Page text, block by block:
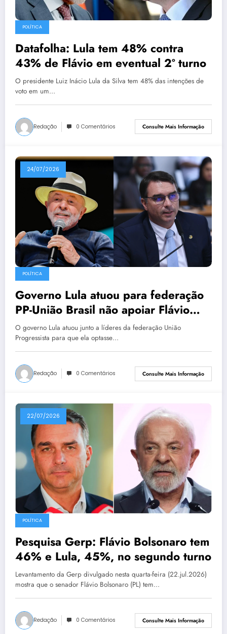
POLÍTICA
Datafolha: Lula tem 48% contra
43% de Flávio em eventual 2º turno
O presidente Luiz Inácio Lula da Silva tem 48% das intenções de
voto em um…
Redação 0 Comentários Consulte Mais Informação
24/07/2026
POLÍTICA
Governo Lula atuou para federação
PP-União Brasil não apoiar Flávio
Bolsonaro
O governo Lula atuou junto a líderes da federação União
Progressista para que ela optasse…
Redação 0 Comentários Consulte Mais Informação
22/07/2026
POLÍTICA
Pesquisa Gerp: Flávio Bolsonaro tem
46% e Lula, 45%, no segundo turno
Levantamento da Gerp divulgado nesta quarta-feira (22.jul.2026)
mostra que o senador Flávio Bolsonaro (PL) tem…
Redação 0 Comentários Consulte Mais Informação